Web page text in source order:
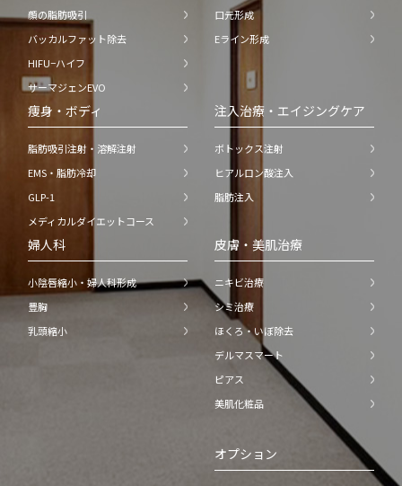
顔の脂肪吸引
バッカルファット除去
HIFU−ハイフ
サーマジェンEVO
口元形成
Eライン形成
痩身・ボディ
脂肪吸引注射・溶解注射
EMS・脂肪冷却
GLP-1
メディカルダイエットコース
注入治療・エイジングケア
ボトックス注射
ヒアルロン酸注入
脂肪注入
婦人科
小陰唇縮小・婦人科形成
豊胸
乳頭縮小
皮膚・美肌治療
ニキビ治療
シミ治療
ほくろ・いぼ除去
デルマスマート
ピアス
美肌化粧品
オプション